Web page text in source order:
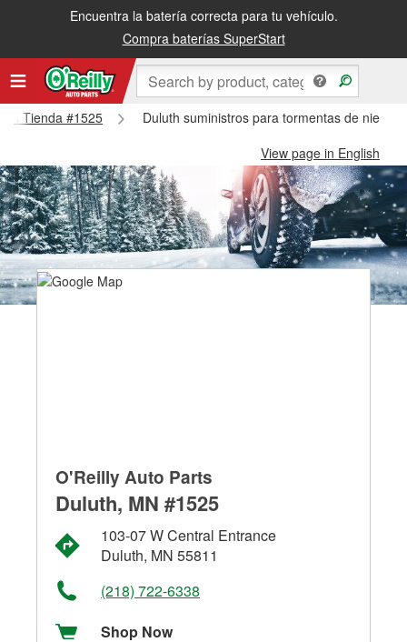
Encuentra la batería correcta para tu vehículo.
Compra baterías SuperStart
Tienda #1525
Duluth suministros para tormentas de nieve
View page in English
O'Reilly Auto Parts
Duluth, MN #1525
103-07 W Central Entrance
Duluth, MN 55811
(218) 722-6338
Shop Now